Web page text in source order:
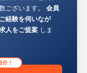
ございます。 会員
経験を伺いなが
人をご提案 しま